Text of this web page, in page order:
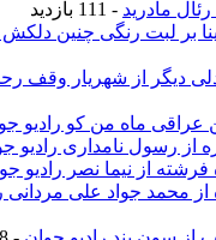
مادرید- 111 بازدید
بر لبت رنگی چنین دلکش
دیگر از شهریار وقف
عراقی ماه من کو رادیو
از رسول نامداری رادیو
فرشته از نیما نصر رادیو
از محمد جواد علی مردانی